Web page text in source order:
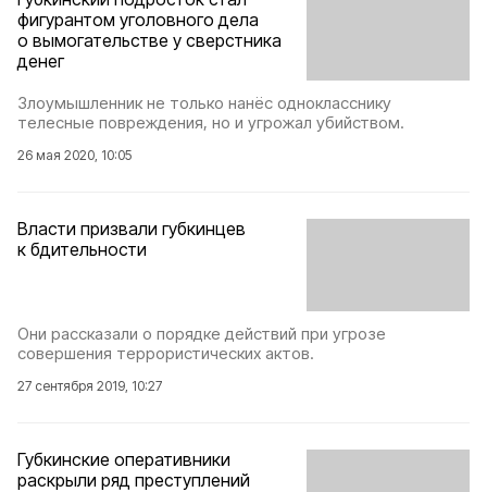
фигурантом уголовного дела
о вымогательстве у сверстника
денег
Злоумышленник не только нанёс однокласснику
телесные повреждения, но и угрожал убийством.
26 мая 2020, 10:05
Власти призвали губкинцев
к бдительности
Они рассказали о порядке действий при угрозе
совершения террористических актов.
27 сентября 2019, 10:27
Губкинские оперативники
раскрыли ряд преступлений